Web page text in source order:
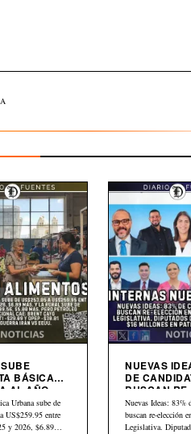
BÁSICA
AL AÑO.
GLOBAL
DESDE
Urbana sube de
US$259.95 entre
y 2026, $6.89…
NUEVAS
DE
BUSCAN RE-
ELECCIÓN
ASAMBLEA
LEGISLATIVA
Nuevas Ideas: 83%
buscan re-elección
Legislativa.